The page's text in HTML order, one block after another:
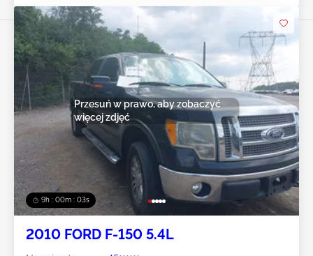
9h : 00m : 01s
Przesuń w prawo, aby zobaczyć
więcej zdjęć
2010 FORD F-150 5.4L